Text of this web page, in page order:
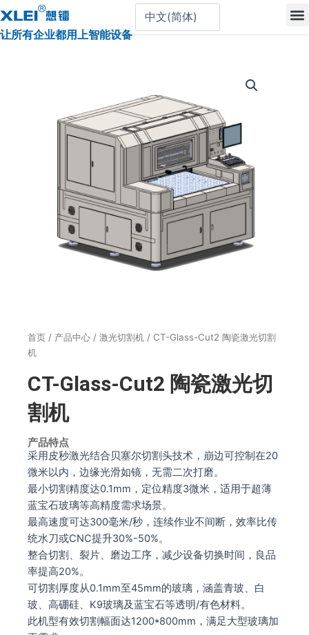
跳
至
内
让所有企业都用上智能设备
首页 / 产品中心 / 激光切割机 / CT-Glass-Cut2 陶瓷激光切割
机
CT-Glass-Cut2 陶瓷激光切
割机
产品特点
采用皮秒激光结合贝塞尔切割头技术，崩边可控制在20
微米以内，边缘光滑如镜，无需二次打磨‌。
‌最小切割精度达0.1mm，定位精度3微米，适用于超薄
蓝宝石玻璃等高精度需求场景‌。
最高速度可达300毫米/秒，连续作业不间断，效率比传
统水刀或CNC提升30%-50%。
整合切割、裂片、磨边工序，减少设备切换时间，良品
率提高20%。
可切割厚度从0.1mm至45mm的玻璃，涵盖青玻、白
玻、高硼硅、K9玻璃及蓝宝石等透明/有色材料。
此机型有效切割幅面达1200*800mm，满足大型玻璃加